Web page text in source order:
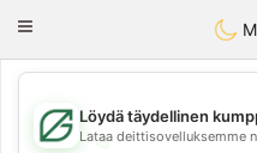
Toggle
💖
Löydä täydellinen
Lataa deittisovelluksemme